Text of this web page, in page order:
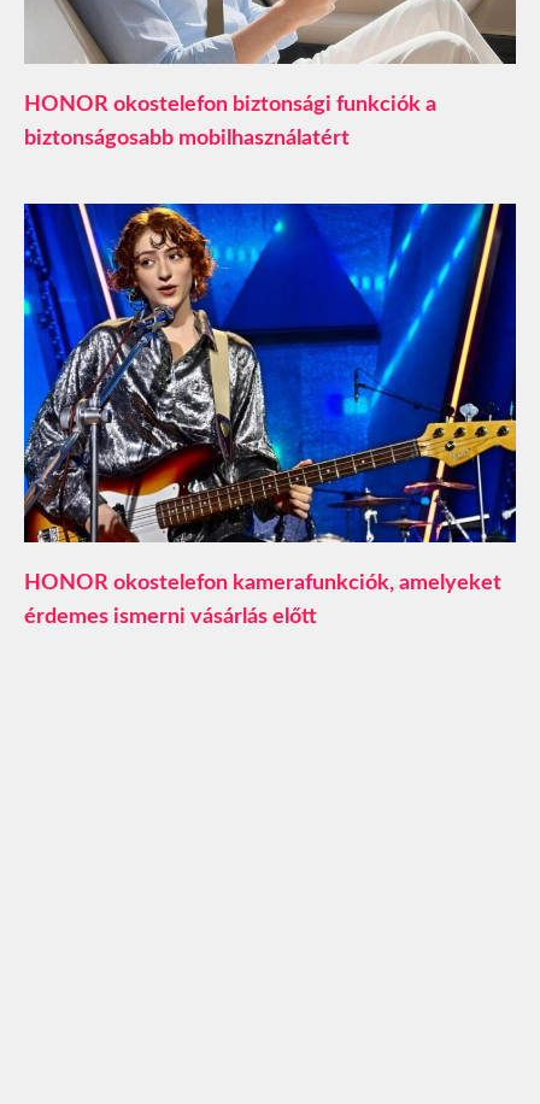
HONOR okostelefon biztonsági funkciók a
biztonságosabb mobilhasználatért
HONOR okostelefon kamerafunkciók, amelyeket
érdemes ismerni vásárlás előtt